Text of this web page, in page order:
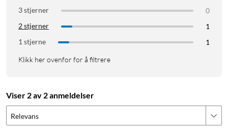
3 stjerner
0
2 stjerner
1
1 stjerne
1
Klikk her ovenfor for å filtrere
Viser 2 av 2 anmeldelser
Relevans